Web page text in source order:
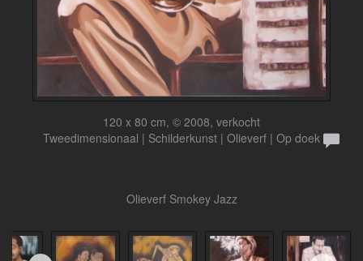
120 x 80 cm, © 2008, verkocht
Tweedimensionaal | Schilderkunst | Olieverf | Op doek
Olieverf Smokey Jazz